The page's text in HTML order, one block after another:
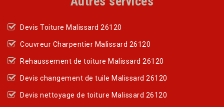
Devis Toiture Malissard 26120
Couvreur Charpentier Malissard 26120
Rehaussement de toiture Malissard 26120
Devis changement de tuile Malissard 26120
Devis nettoyage de toiture Malissard 26120